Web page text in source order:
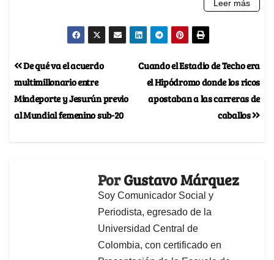
Cuando el Estadio de Techo era
el Hipódromo donde los ricos
apostaban a las carreras de
caballos
De qué va el acuerdo
multimillonario entre
Mindeporte y Jesurún previo
al Mundial femenino sub-20
PorGustavo Márquez
Soy Comunicador Social y
Periodista, egresado de la
Universidad Central de
Colombia, con certificado en